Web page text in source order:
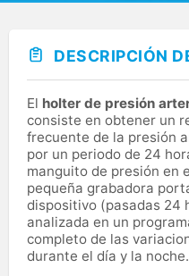
DESCRIPCIÓN
El holter de presión
consiste en obtener un
frecuente de la presión
por un periodo de 24
manguito de presión en
pequeña grabadora
dispositivo (pasadas 24
analizada en un
completo de las
durante el día y la noche.